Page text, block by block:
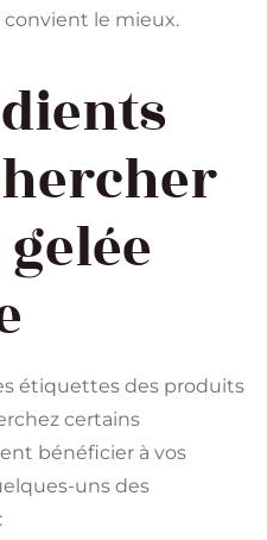
le mieux.
étiquettes des produits
certains
bénéficier à vos
uns des